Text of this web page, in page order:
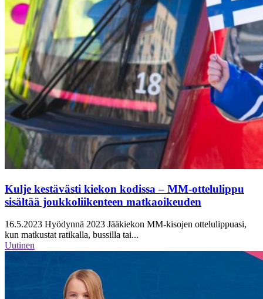
Kulje kestävästi kiekon kodissa – MM-ottelulippu
sisältää joukkoliikenteen matkaoikeuden
16.5.2023 Hyödynnä 2023 Jääkiekon MM-kisojen ottelulippuasi,
kun matkustat ratikalla, bussilla tai...
Uutinen